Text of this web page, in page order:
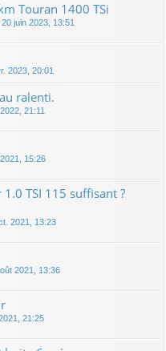
Touran 1400 TSi
20 juin 2023, 13:51
2023, 20:01
ralenti.
21:11
15:26
TSI 115 suffisant ?
2021, 13:23
2021, 13:36
21:25